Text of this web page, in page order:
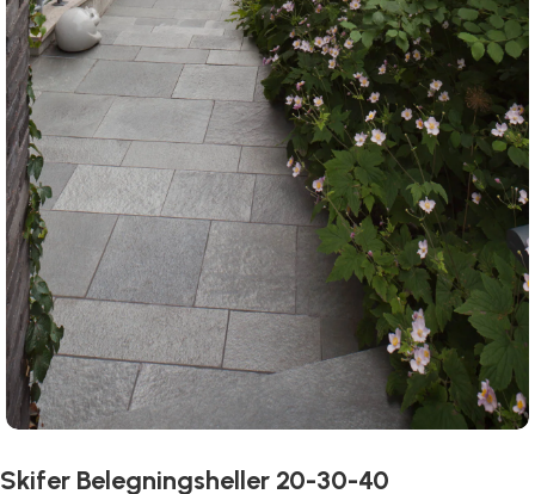
Skifer Belegningsheller 20-30-40